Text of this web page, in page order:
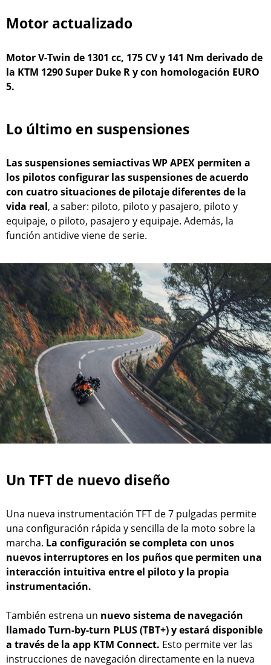
Motor actualizado
Motor V-Twin de 1301 cc, 175 CV y 141 Nm derivado de
la KTM 1290 Super Duke R y con homologación EURO
5.
Lo último en suspensiones
Las suspensiones semiactivas WP APEX permiten a
los pilotos configurar las suspensiones de acuerdo
con cuatro situaciones de pilotaje diferentes de la
vida real, a saber: piloto, piloto y pasajero, piloto y
equipaje, o piloto, pasajero y equipaje. Además, la
función antidive viene de serie.
Un TFT de nuevo diseño
Una nueva instrumentación TFT de 7 pulgadas permite
una configuración rápida y sencilla de la moto sobre la
marcha. La configuración se completa con unos
nuevos interruptores en los puños que permiten una
interacción intuitiva entre el piloto y la propia
instrumentación.
También estrena un nuevo sistema de navegación
llamado Turn-by-turn PLUS (TBT+) y estará disponible
a través de la app KTM Connect. Esto permite ver las
instrucciones de navegación directamente en la nueva